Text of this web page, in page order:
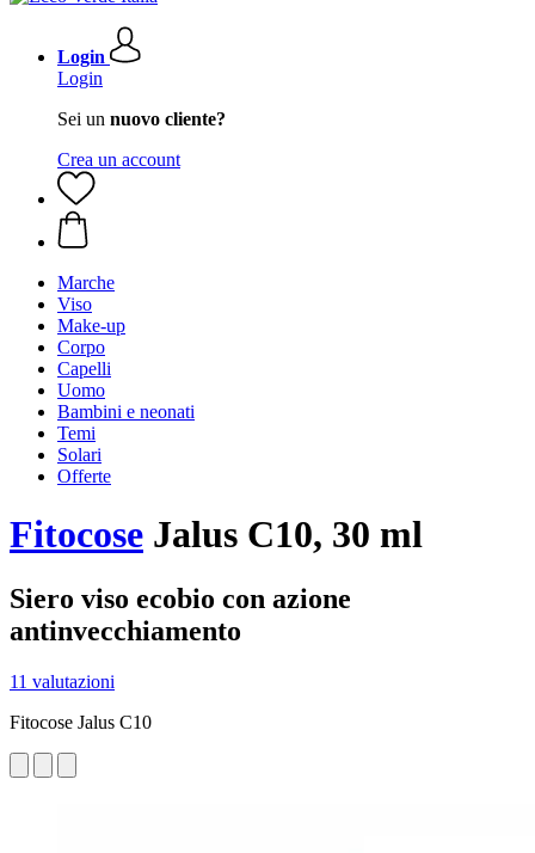
Login
Login
Sei un nuovo cliente?
Crea un account
Marche
Viso
Make-up
Corpo
Capelli
Uomo
Bambini e neonati
Temi
Solari
Offerte
Fitocose Jalus C10, 30 ml
Siero viso ecobio con azione
antinvecchiamento
11 valutazioni
Fitocose Jalus C10